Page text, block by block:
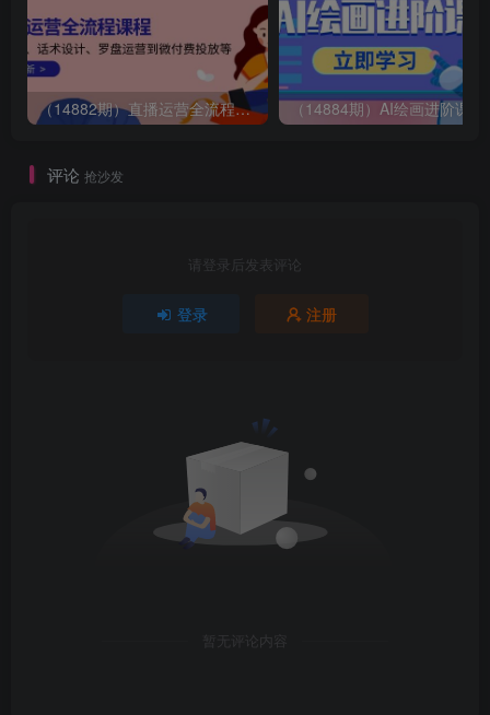
（14882期）直播运营全流程课程-5月更新：从起号、话术设计、罗盘运营到微付费投放等
评论 抢沙发
请登录后发表评论
登录 注册
暂无评论内容